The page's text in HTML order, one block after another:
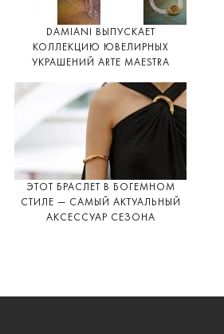
DAMIANI ВЫПУСКАЕТ
КОЛЛЕКЦИЮ ЮВЕЛИРНЫХ
УКРАШЕНИЙ ARTE MAESTRA
ЭТОТ БРАСЛЕТ В БОГЕМНОМ
СТИЛЕ — САМЫЙ АКТУАЛЬНЫЙ
АКСЕССУАР СЕЗОНА